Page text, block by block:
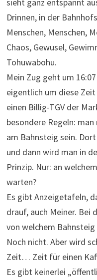
Drinnen, in der
Menschen, Menschen,
Chaos, Gewusel,
Tohuwabohu.
Mein Zug geht um
eigentlich um diese
einen Billig-TGV der
besondere Regeln:
am Bahnsteig sein.
und dann wird man in
Prinzip. Nur: an
warten?
Es gibt Anzeigetafeln,
drauf, auch Meiner. Bei
von welchem
Noch nicht. Aber wird
Zeit… Zeit für einen
Es gibt keinerlei